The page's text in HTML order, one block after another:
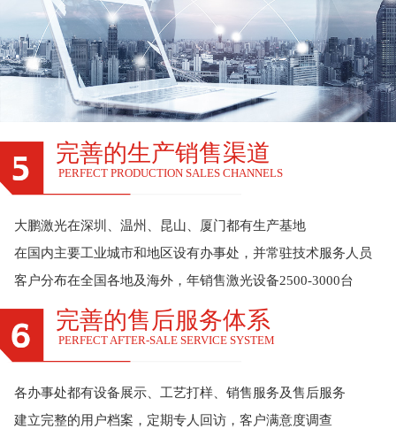
完善的生产销售渠道
PERFECT PRODUCTION SALES CHANNELS
大鹏激光在深圳、温州、昆山、厦门都有生产基地
在国内主要工业城市和地区设有办事处，并常驻技术服务人员
客户分布在全国各地及海外，年销售激光设备2500-3000台
完善的售后服务体系
PERFECT AFTER-SALE SERVICE SYSTEM
各办事处都有设备展示、工艺打样、销售服务及售后服务
建立完整的用户档案，定期专人回访，客户满意度调查